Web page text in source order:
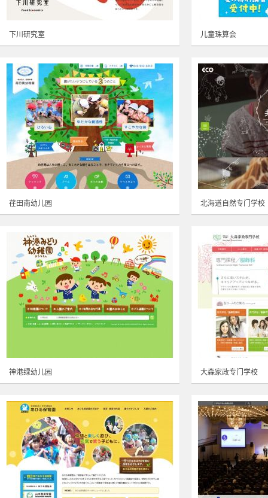
下川研究室 儿童珠算会
荏田南幼儿园 北海道自然专门学校
神港绿幼儿园 大森家政专门学校